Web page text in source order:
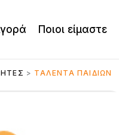
Ποιοι είμαστε
> ΤΑΛΈΝΤΑ ΠΑΙΔΙΏΝ